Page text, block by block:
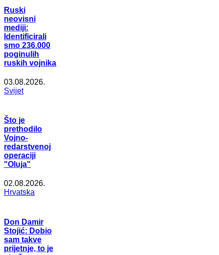
Ruski
neovisni
mediji:
Identificirali
smo 236.000
poginulih
ruskih vojnika
03.08.2026.
Svijet
Što je
prethodilo
Vojno-
redarstvenoj
operaciji
"Oluja"
02.08.2026.
Hrvatska
Don Damir
Stojić: Dobio
sam takve
prijetnje, to je